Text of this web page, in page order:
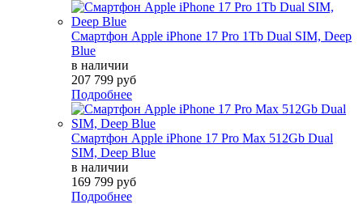
Смартфон Apple iPhone 17 Pro 1Tb Dual SIM, Deep
Blue
в наличии
207 799 руб
Подробнее
Смартфон Apple iPhone 17 Pro Max 512Gb Dual
SIM, Deep Blue
в наличии
169 799 руб
Подробнее